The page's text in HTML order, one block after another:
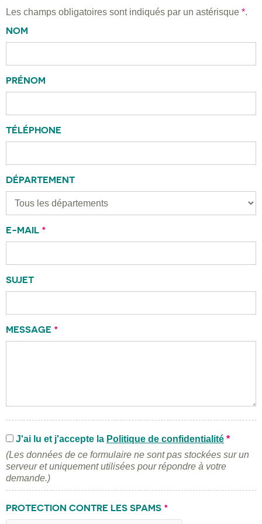
Les champs obligatoires sont indiqués par un astérisque *.
NOM
PRÉNOM
TÉLÉPHONE
DÉPARTEMENT
E-MAIL *
SUJET
MESSAGE *
J'ai lu et j'accepte la Politique de confidentialité *
(Les données de ce formulaire ne sont pas stockées sur un
serveur et uniquement utilisées pour répondre à votre
demande.)
PROTECTION CONTRE LES SPAMS *